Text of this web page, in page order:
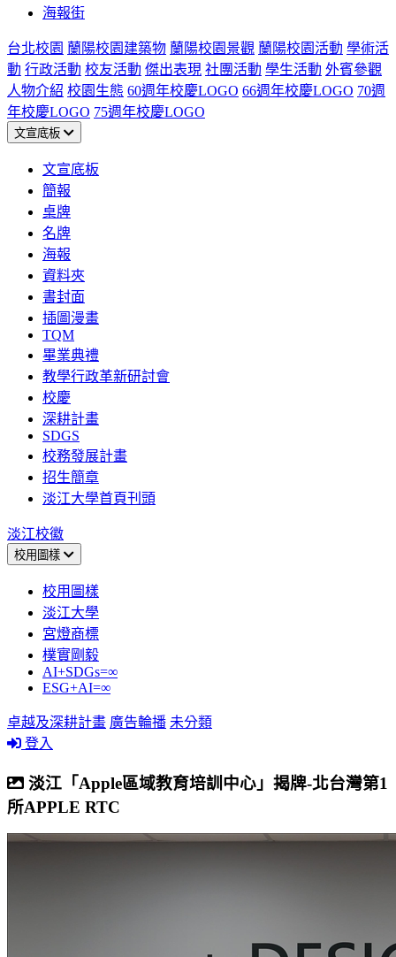
海報街
台北校園 蘭陽校園建築物 蘭陽校園景觀 蘭陽校園活動 學術活
動 行政活動 校友活動 傑出表現 社團活動 學生活動 外賓參觀
人物介紹 校園生態 60週年校慶LOGO 66週年校慶LOGO 70週
年校慶LOGO 75週年校慶LOGO
文宣底板
文宣底板
簡報
桌牌
名牌
海報
資料夾
書封面
插圖漫畫
TQM
畢業典禮
教學行政革新研討會
校慶
深耕計畫
SDGS
校務發展計畫
招生簡章
淡江大學首頁刊頭
淡江校徽
校用圖樣
校用圖樣
淡江大學
宮燈商標
樸實剛毅
AI+SDGs=∞
ESG+AI=∞
卓越及深耕計畫 廣告輪播 未分類
登入
淡江「Apple區域教育培訓中心」揭牌-北台灣第1
所APPLE RTC